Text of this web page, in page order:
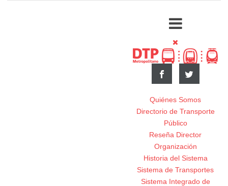
Quiénes Somos
Directorio de Transporte
Público
Reseña Director
Organización
Historia del Sistema
Sistema de Transportes
Sistema Integrado de